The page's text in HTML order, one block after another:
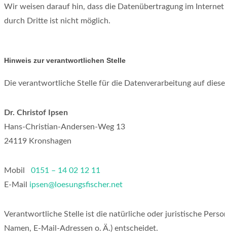
Wir weisen darauf hin, dass die Datenübertragung im
durch Dritte ist nicht möglich.
Hinweis zur verantwortlichen Stelle
Die verantwortliche Stelle für die Datenverarbeitung auf
Dr. Christof Ipsen
Hans-Christian-Andersen-Weg 13
24119 Kronshagen
Mobil 0151 – 14 02 12 11
E-Mail ipsen@loesungsfischer.net
Verantwortliche Stelle ist die natürliche oder juristische
Namen, E-Mail-Adressen o. Ä.) entscheidet.